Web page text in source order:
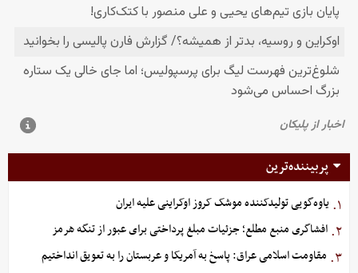
پربیننده‌ترین
۱. یاوه‌گویی تولیدکننده موشک کروز اوکراینی علیه ایران
۲. افشاگری منبع مطلع؛ جزئیات مبلغ پرداختی برای عبور از تنگه هرمز
۳. مقاومت اسلامی عراق: پاسخ به آمریکا و عربستان را به تعویق انداختیم